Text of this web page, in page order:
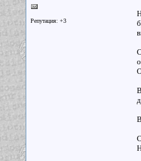
Репутация: +3